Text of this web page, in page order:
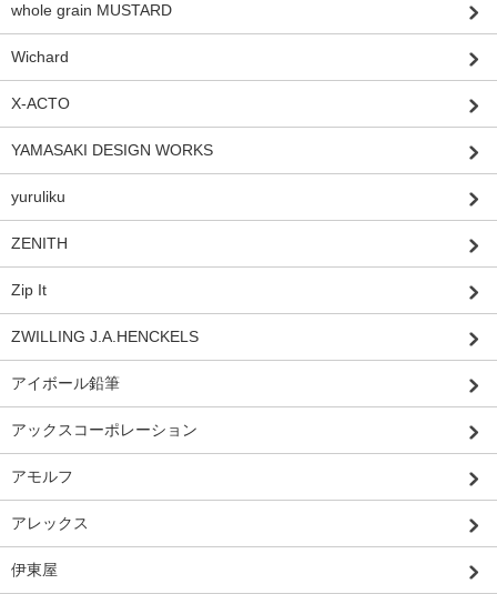
whole grain MUSTARD
Wichard
X-ACTO
YAMASAKI DESIGN WORKS
yuruliku
ZENITH
Zip It
ZWILLING J.A.HENCKELS
アイボール鉛筆
アックスコーポレーション
アモルフ
アレックス
伊東屋